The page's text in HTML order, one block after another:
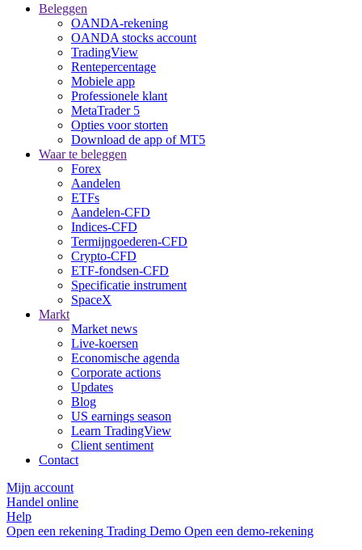
Beleggen
OANDA-rekening
OANDA stocks account
TradingView
Rentepercentage
Mobiele app
Professionele klant
MetaTrader 5
Opties voor storten
Download de app of MT5
Waar te beleggen
Forex
Aandelen
ETFs
Aandelen-CFD
Indices-CFD
Termijngoederen-CFD
Crypto-CFD
ETF-fondsen-CFD
Specificatie instrument
SpaceX
Markt
Market news
Live-koersen
Economische agenda
Corporate actions
Updates
Blog
US earnings season
Learn TradingView
Client sentiment
Contact
Mijn account
Handel online
Help
Open een rekening Trading Demo Open een demo-rekening